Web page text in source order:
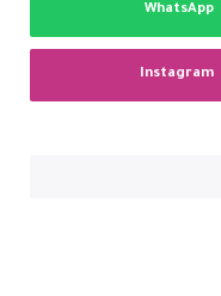
WhatsApp
Instagram